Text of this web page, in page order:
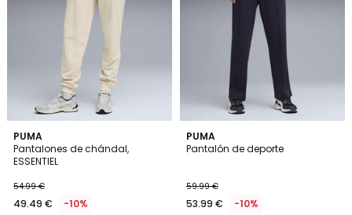
PUMA
Pantalones de chándal,
ESSENTIEL
54.99 €
49.49 € -10%
2
Colores
PUMA
Pantalón de deporte
59.99 €
53.99 € -10%
3
/